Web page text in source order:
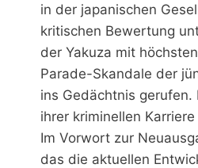
in der japanischen
kritischen Bewertung
der Yakuza mit
Parade-Skandale der
ins Gedächtnis
ihrer kriminellen
Im Vorwort zur
das die aktuellen